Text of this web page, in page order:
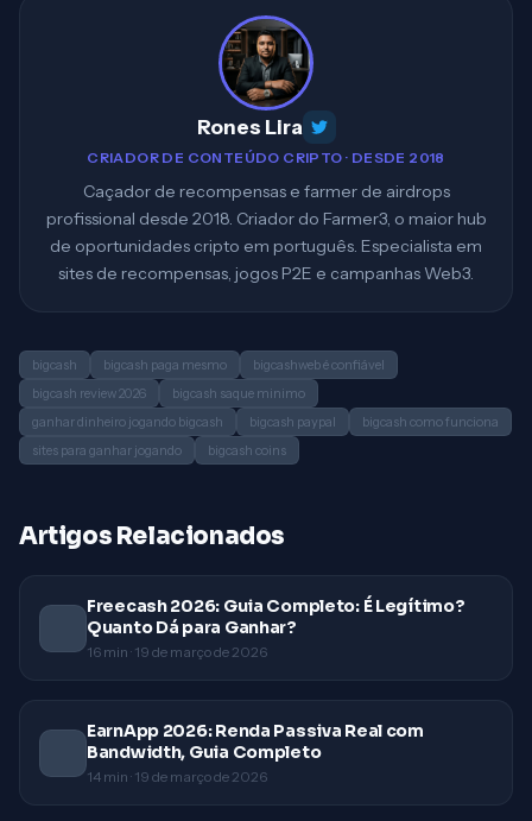
Rones Lira
CRIADOR DE CONTEÚDO CRIPTO · DESDE 2018
Caçador de recompensas e farmer de airdrops
profissional desde 2018. Criador do Farmer3, o maior hub
de oportunidades cripto em português. Especialista em
sites de recompensas, jogos P2E e campanhas Web3.
bigcash bigcash paga mesmo
bigcashweb é confiável
bigcash review 2026
bigcash saque minimo
ganhar dinheiro jogando bigcash
bigcash paypal
bigcash como funciona
sites para ganhar jogando
bigcash coins
Artigos Relacionados
Freecash 2026: Guia Completo: É Legítimo?
Quanto Dá para Ganhar?
16 min · 19 de março de 2026
EarnApp 2026: Renda Passiva Real com
Bandwidth, Guia Completo
14 min · 19 de março de 2026